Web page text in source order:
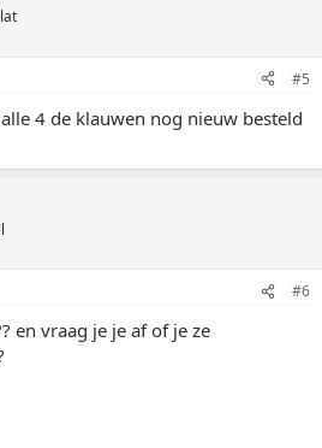
#5
4 de klauwen nog nieuw besteld
#6
en vraag je je af of je ze